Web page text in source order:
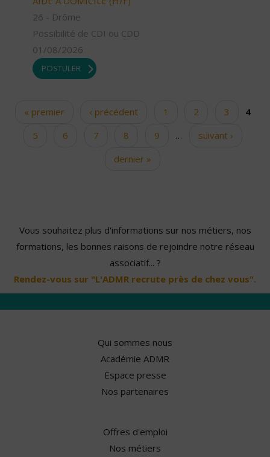
26 - Drôme
Possibilité de CDI ou CDD
01/08/2026
POSTULER
Pages« premier ‹ précédent 1 2 3
4
5
6 7 8 9 …
suivant ›
dernier »
Vous souhaitez plus d'informations sur nos métiers, nos
formations, les bonnes raisons de rejoindre notre réseau
associatif... ?
Rendez-vous sur "L'ADMR recrute près de chez vous".
Qui sommes nous
Académie ADMR
Espace presse
Nos partenaires
Offres d'emploi
Nos métiers